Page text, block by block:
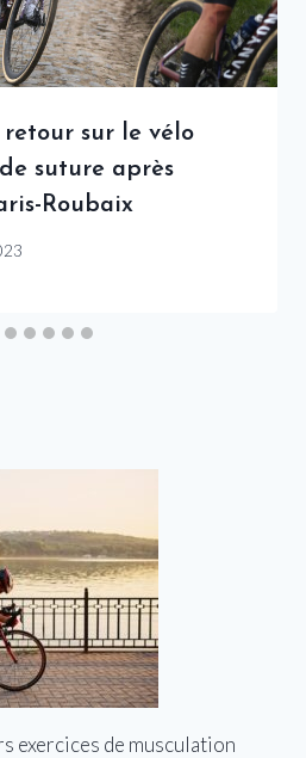
sur le vélo
suture après
Roubaix
exercices de musculation